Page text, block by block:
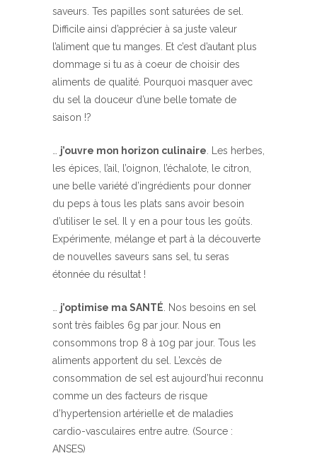
saveurs. Tes papilles sont saturées de sel.
Difficile ainsi d’apprécier à sa juste valeur
l’aliment que tu manges. Et c’est d’autant plus
dommage si tu as à coeur de choisir des
aliments de qualité. Pourquoi masquer avec
du sel la douceur d’une belle tomate de
saison !?
j’ouvre mon horizon culinaire . Les herbes,
les épices, l’ail, l’oignon, l’échalote, le citron,
une belle variété d’ingrédients pour donner
du peps à tous les plats sans avoir besoin
d’utiliser le sel. Il y en a pour tous les goûts.
Expérimente, mélange et part à la découverte
de nouvelles saveurs sans sel, tu seras
étonnée du résultat !
j’optimise ma SANTÉ . Nos besoins en sel
sont très faibles 6g par jour. Nous en
consommons trop 8 à 10g par jour. Tous les
aliments apportent du sel. L’excès de
consommation de sel est aujourd’hui reconnu
comme un des facteurs de risque
d’hypertension artérielle et de maladies
cardio-vasculaires entre autre. (Source :
ANSES)